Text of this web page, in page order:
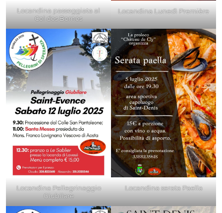
Locandina passeggiata al
Col des Bornes
Locandina Lunedì Première
Locandina Pellegrinaggio
Giubilare
Locandina serata Paella